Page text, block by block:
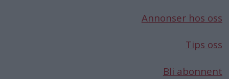
Annonser hos oss
Tips oss
Bli abonnent